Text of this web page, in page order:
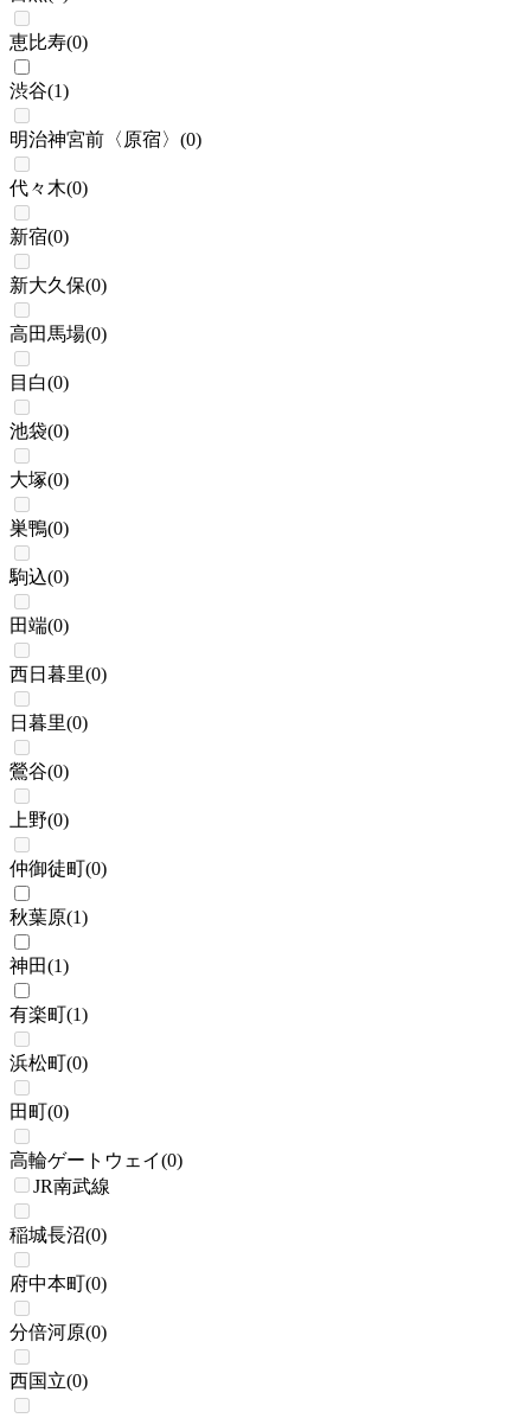
恵比寿(0)
渋谷(1)
明治神宮前〈原宿〉 (0)
代々木(0)
新宿(0)
新大久保(0)
高田馬場(0)
目白(0)
池袋(0)
大塚(0)
巣鴨(0)
駒込(0)
田端(0)
西日暮里(0)
日暮里(0)
鶯谷(0)
上野(0)
仲御徒町(0)
秋葉原(1)
神田(1)
有楽町(1)
浜松町(0)
田町(0)
高輪ゲートウェイ(0)
JR南武線
稲城長沼(0)
府中本町(0)
分倍河原(0)
西国立(0)